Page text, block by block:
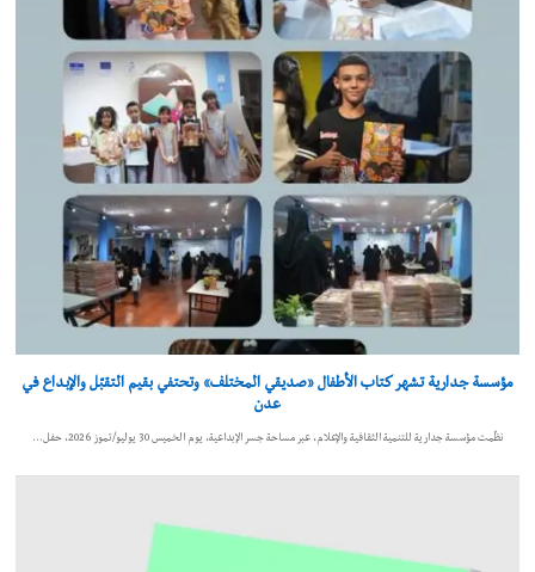
مؤسسة جدارية تشهر كتاب الأطفال «صديقي المختلف» وتحتفي بقيم التقبّل والإبداع في
عدن
نظّمت مؤسسة جدارية للتنمية الثقافية والإعلام، عبر مساحة جسر الإبداعية، يوم الخميس 30 يوليو/تموز 2026، حفل…